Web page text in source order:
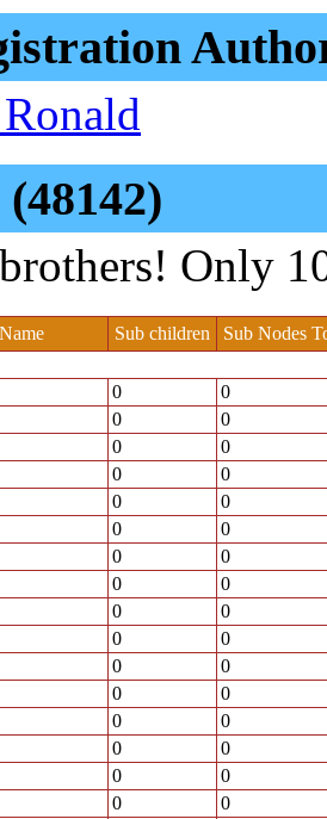
Only
Name Sub children
Sub Nodes
0
0
0
0
0
0
0
0
0
0
0
0
0
0
0
0
0
0
0
0
0
0
0
0
0
0
0
0
0
0
0
0